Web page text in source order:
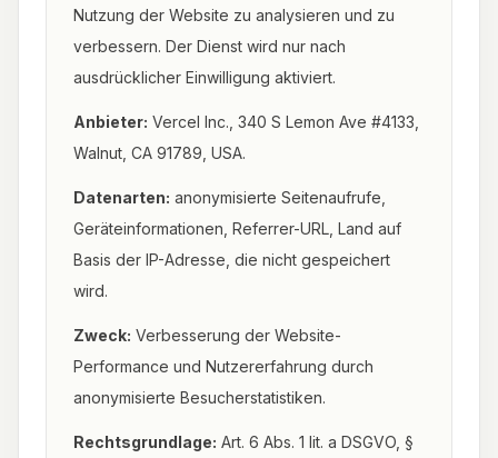
Nutzung der Website zu analysieren und zu
verbessern. Der Dienst wird nur nach
ausdrücklicher Einwilligung aktiviert.
Anbieter: Vercel Inc., 340 S Lemon Ave #4133,
Walnut, CA 91789, USA.
Datenarten: anonymisierte Seitenaufrufe,
Geräteinformationen, Referrer-URL, Land auf
Basis der IP-Adresse, die nicht gespeichert
wird.
Zweck: Verbesserung der Website-
Performance und Nutzererfahrung durch
anonymisierte Besucherstatistiken.
Rechtsgrundlage: Art. 6 Abs. 1 lit. a DSGVO, §